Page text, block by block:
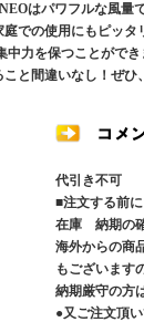
はパワフルな風量
での使用にもピッ
力を保つことがで
と間違いなし！ぜ
代引き不可
■注文する前に
在庫 納期の
海外からの商
もございます
納期厳守の方
●又ご注文頂